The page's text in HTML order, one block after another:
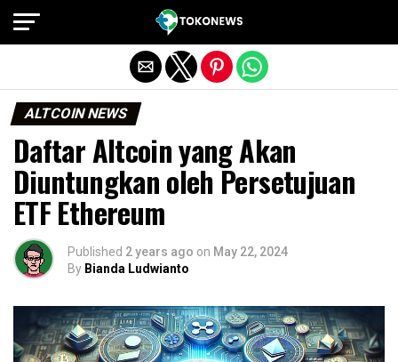
ALTCOIN NEWS
Daftar Altcoin yang Akan
Diuntungkan oleh Persetujuan
ETF Ethereum
Published 2 years ago on May 22, 2024
By Bianda Ludwianto
Exit mobile version